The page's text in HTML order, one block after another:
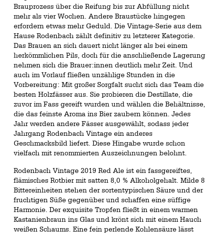
Brauprozess über die Reifung bis zur Abfüllung nicht
mehr als vier Wochen. Andere Braustücke hingegen
erfordern etwas mehr Geduld. Die Vintage-Serie aus dem
Hause Rodenbach zählt definitiv zu letzterer Kategorie.
Das Brauen an sich dauert nicht länger als bei einem
herkömmlichen Pils, doch für die anschließende Lagerung
nehmen sich die Brauer:innen deutlich mehr Zeit. Und
auch im Vorlauf fließen unzählige Stunden in die
Vorbereitung: Mit großer Sorgfalt sucht sich das Team die
besten Holzfässer aus. Sie probieren die Destillate, die
zuvor im Fass gereift wurden und wählen die Behältnisse,
die das feinste Aroma ins Bier zaubern können. Jedes
Jahr werden andere Fässer ausgewählt, sodass jeder
Jahrgang Rodenbach Vintage ein anderes
Geschmacksbild liefert. Diese Hingabe wurde schon
vielfach mit renommierten Auszeichnungen belohnt.
Rodenbach Vintage 2019 Red Ale ist ein fassgereiftes,
flämisches Rotbier mit satten 8,0 % Alkoholgehalt. Milde 8
Bittereinheiten stehen der sortentypischen Säure und der
fruchtigen Süße gegenüber und schaffen eine süffige
Harmonie. Der exquisite Tropfen fließt in einem warmen
Kastanienbraun ins Glas und krönt sich mit einem Hauch
weißen Schaums. Eine fein perlende Kohlensäure lässt